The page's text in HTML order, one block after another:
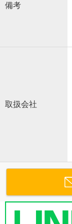
備考
取扱会社